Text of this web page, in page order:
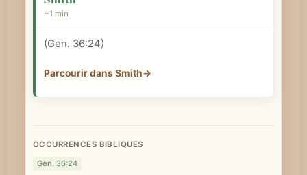
e
p
b
l
~1 min
(Gen. 36:24)
Parcourir dans Smith→
OCCURRENCES BIBLIQUES
Gen. 36:24